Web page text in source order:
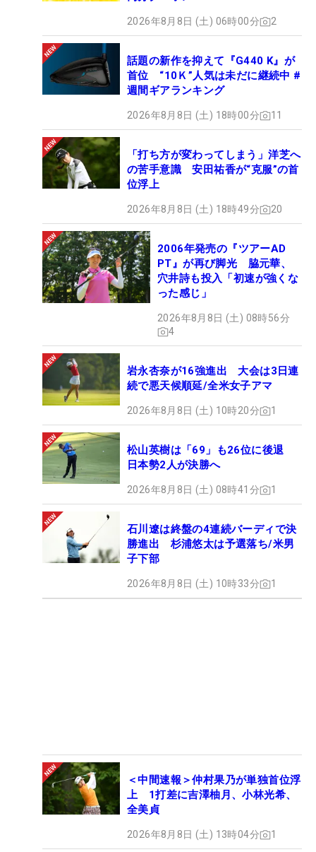
2026年8月8日 (土) 06時00分 2
話題の新作を抑えて『G440 K』が
首位 “10Ｋ”人気は未だに継続中 #
週間ギアランキング
2026年8月8日 (土) 18時00分 11
「打ち方が変わってしまう」洋芝へ
の苦手意識 安田祐香が“克服”の首
位浮上
2026年8月8日 (土) 18時49分 20
2006年発売の『ツアーAD
PT』が再び脚光 脇元華、
穴井詩も投入「初速が強くな
った感じ」
2026年8月8日 (土) 08時56分
4
岩永杏奈が16強進出 大会は3日連
続で悪天候順延/全米女子アマ
2026年8月8日 (土) 10時20分 1
松山英樹は「69」も26位に後退
日本勢2人が決勝へ
2026年8月8日 (土) 08時41分 1
石川遼は終盤の4連続バーディで決
勝進出 杉浦悠太は予選落ち/米男
子下部
2026年8月8日 (土) 10時33分 1
＜中間速報＞仲村果乃が単独首位浮
上 1打差に吉澤柚月、小林光希、
全美貞
2026年8月8日 (土) 13時04分 1